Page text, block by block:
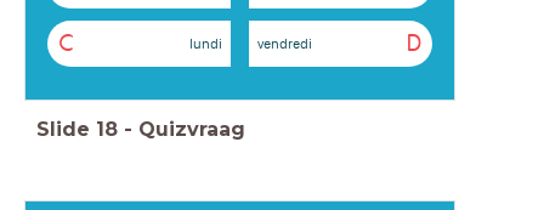
C lundi D
vendredi
Slide 18 - Quizvraag